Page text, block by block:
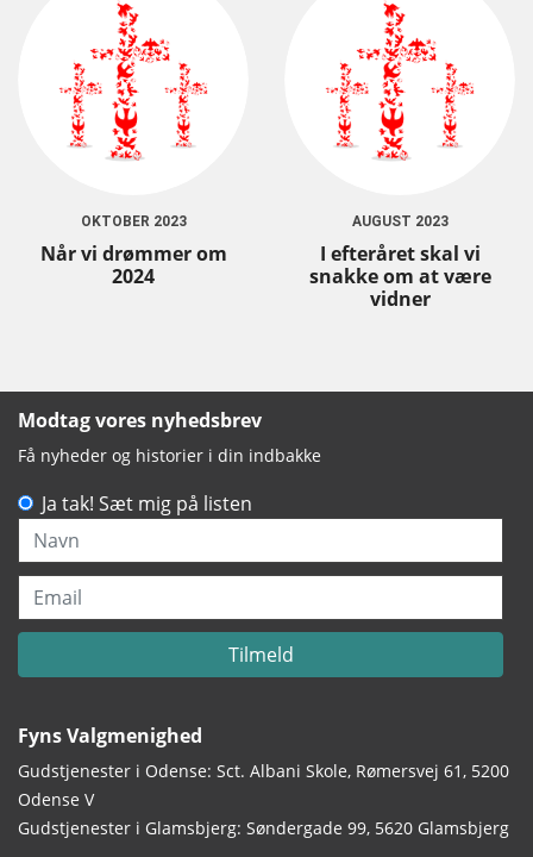
OKTOBER 2023
Når vi drømmer om
2024
AUGUST 2023
I efteråret skal vi
snakke om at være
vidner
Fyns Valgmenighed
Gudstjenester i Odense: Sct. Albani Skole, Rømersvej 61, 5200
Odense V
Gudstjenester i Glamsbjerg: Søndergade 99, 5620 Glamsbjerg
Modtag vores nyhedsbrev
Få nyheder og historier i din indbakke
Ja tak! Sæt mig på listen
Navn
Email
Tilmeld